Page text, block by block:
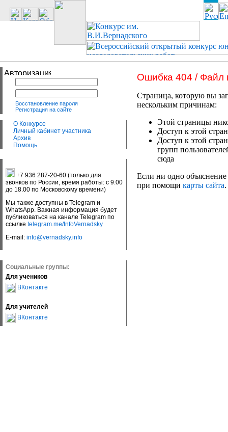
Восстановление пароля
Регистрация на сайте
О Конкурсе
Личный кабинет участника
Архив
Помощь
+7 936 287-20-60 (только для
звонков по России, время работы: с 9.00
до 18.00 по Московскому времени)
Мы также доступны в Telegram и
WhatsApp. Важная информация будет
публиковаться на канале Telegram по
ссылке telegram.me/InfoVernadsky
E-mail: info@vernadsky.info
Социальные группы:
Для учеников
ВКонтакте
Для учителей
ВКонтакте
Ошибка 404 / Файл
Страница, которую вы
нескольким причинам:
Этой страницы
Доступ к этой
Доступ к этой
групп
сюда
Если ни одно объяснение
при помощи карты сайта.